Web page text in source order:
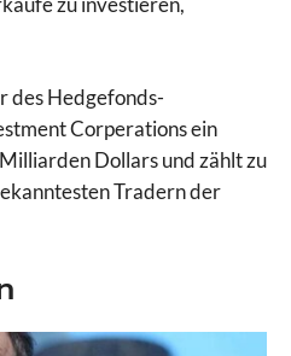
des Hedgefonds-
Corperations ein
Dollars und zählt zu
Tradern der